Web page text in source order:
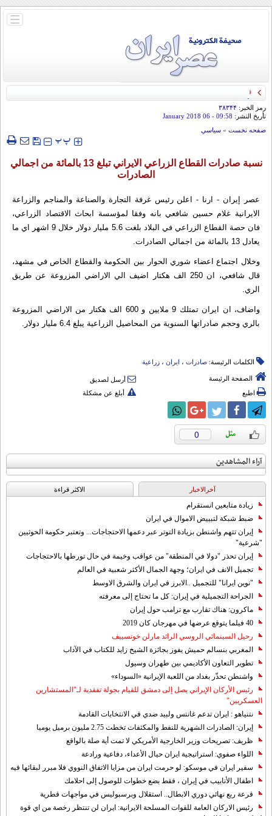
باز
قائد الحرس الثوري: إيران ستدمر أمريكا وإسرائيل والسعودية إذا تجاوزت خطوط طهران
الحمراء
رمز الخبر: ۳۸۳۴۴
تأريخ النشر: 09:58
- 06 January 2018
صفحه نخست » سياسي
‍‍‍ پپ
نسبة صادرات القطاع الزراعي الايراني تبلغ 13 بالمائة من اجمالي
الصادرات
عصر إيران - ارنا - اعلن رئيس غرفة التجارة والصناعة والمناجم والزراعة
الايرانية غلام حسين شافعي بانه وفقا لمؤسسة ابحاث الاقتصاد الزراعي،
فان حصة القطاع الزراعي في البلاد بلغت 5.6 مليار دولار خلال 9 اشهر اي ما
يعادل 13 بالمائة من اجمالي الصادرات.
وخلال اجتماع اعضاء شوري الحوار بين الحكومة والقطاع الخاص في مشهد،
قال شافعي، ان 250 الف هكتار اضيف الي الاراضي المزروعة عن طريق
الري.
واضاف، ان ايران تمتلك 9 ملايين و 600 الف هكتار من الاراضي المزروعة
بالري وحجم صادراتها السنوية من المحاصيل الزراعية يبلغ 6.4 مليار دولار.
الكلمات الرئيسة: صادرات ، ایران ، زراعیة
الصفحة الرئيسة
أرسل لصديق
اطبع
أبلغ عن مشكلة
0
آراء المشاهدين
آخرالاخبار الاکثر قراءة
زيادة متابعين انستقرام
ضبط شبكة لتبييض الاموال في ايران
إيران تتهم واشنطن بزيادة التوتر عبر دعمها الاحتجاجات... وتعتبر حكومة الحوثيين
"شرعية"
إيران تحذر "دولا في المنطقة" من عواقب وخيمة في حال تورطها بالاحتجاجات
تجميل الانف في ايران؛ وجهة الجمال الأكثر شعبية في العالم
"نوين ايرانا" للتجميل ..الابرز في ايران والشرق الاوسط
الجراحة التجميلية في إيران: كل ما تحتاج إلى معرفته
ماكرون: هناك تقارب مع ترامب حول إيران
40 فيلما يتوقع عرضها في مهرجان كان 2019
رحيل السينمائي الروسي الرائد مارلن خوتسييف
المغربي بنسالم حميش يفوز بجائزة الشيخ زايد للكتاب في الآداب
تطوير التعاون الأكاديمي بين طهران وسيول
واشنطن تحذّر بغداد من اللعبة الإيرانية «السوداء»
رئيس الأركان الإيراني يصل إلى دمشق للقيام بجولة تفقدية لـ"المستشارين
العسكريين"
نتنياهو : ايران تدعم غانتس ولبيد ضدي في الانتخابات القادمة
إيران: الصادرات الشهریة للنفط والمكثفات تخطت 2.75 مليون برميل يوميا
ظريف: تصريحات وزير الخارجية الأمريكي لا تمت أية صلة بالواقع
اللواء صفوي: استراتيجية ايران حيال الأعداء، دفاعية ورادعة
سفير ايران في موسكو: لو حرمت ايران من مزايا الاتفاق النووي فلا مبرر لبقائها فيه
اطفال الأنابيب في إيران ، فقط بضع خطوات للوصول إلى احلامك
قرعة ربع نهائي دوري الابطال.. استقلال وبرسبوليس في مواجهات قطرية
رئيس الاركان العامة للقوات المسلحة الايرانية: ايران لن تنتظر رخصة من اي قوة